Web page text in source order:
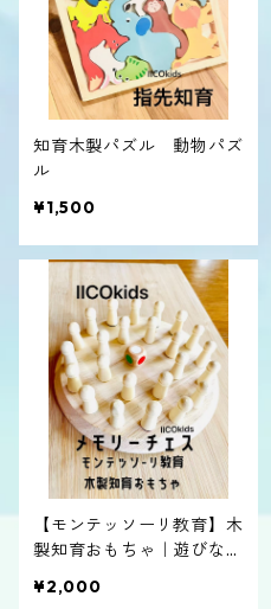
知育木製パズル 動物パズ
ル
¥1,500
【モンテッソーリ教育】木
製知育おもちゃ｜遊びなが
楽しむメモリーチェス 送
¥2,000